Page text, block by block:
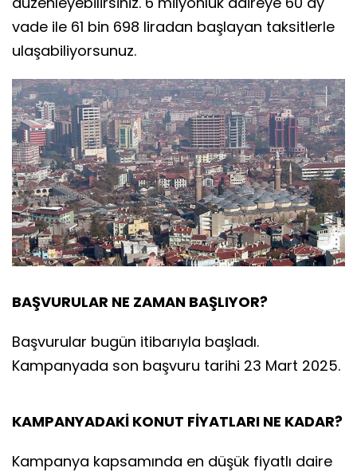
vade ile 61 bin 698 liradan başlayan taksitlerle
ulaşabiliyorsunuz.
BAŞVURULAR NE ZAMAN BAŞLIYOR?
Başvurular bugün itibarıyla başladı.
Kampanyada son başvuru tarihi 23 Mart 2025.
KAMPANYADAKİ KONUT FİYATLARI NE KADAR?
Kampanya kapsamında en düşük fiyatlı daire